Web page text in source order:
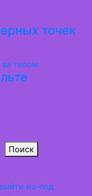
точек
телом
Поиск
из-под